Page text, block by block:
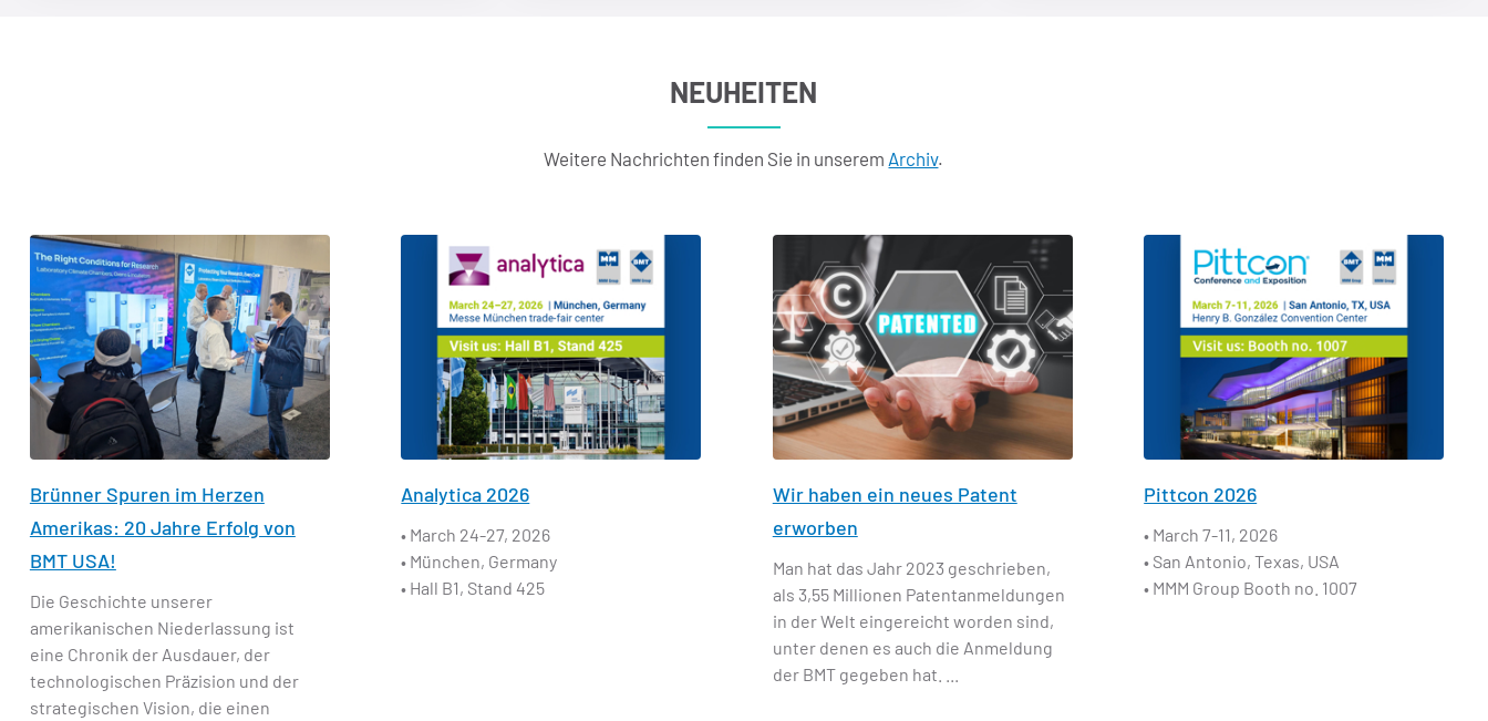
NEUHEITEN
Weitere Nachrichten finden Sie in unserem Archiv.
Brünner Spuren im Herzen
Amerikas: 20 Jahre Erfolg von
BMT USA!
Die Geschichte unserer
amerikanischen Niederlassung ist
eine Chronik der Ausdauer, der
technologischen Präzision und der
strategischen Vision, die einen
Analytica 2026
• March 24-27, 2026
• München, Germany
• Hall B1, Stand 425
Wir haben ein neues Patent
erworben
Man hat das Jahr 2023 geschrieben,
als 3,55 Millionen Patentanmeldungen
in der Welt eingereicht worden sind,
unter denen es auch die Anmeldung
der BMT gegeben hat. ...
Pittcon 2026
• March 7-11, 2026
• San Antonio, Texas, USA
• MMM Group Booth no. 1007